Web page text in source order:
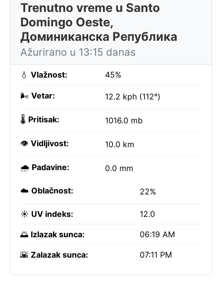
Trenutno vreme u Santo
Domingo Oeste,
Доминиканска Република
Ažurirano u 13:15 danas
💧 Vlažnost: 45%
🌬️ Vetar: 12.2 kph (112°)
🌡️ Pritisak: 1016.0 mb
👁️ Vidljivost: 10.0 km
🌧️ Padavine: 0.0 mm
☁️ Oblačnost: 22%
☀️ UV indeks: 12.0
🌅 Izlazak sunca: 06:19 AM
🌇 Zalazak sunca: 07:11 PM